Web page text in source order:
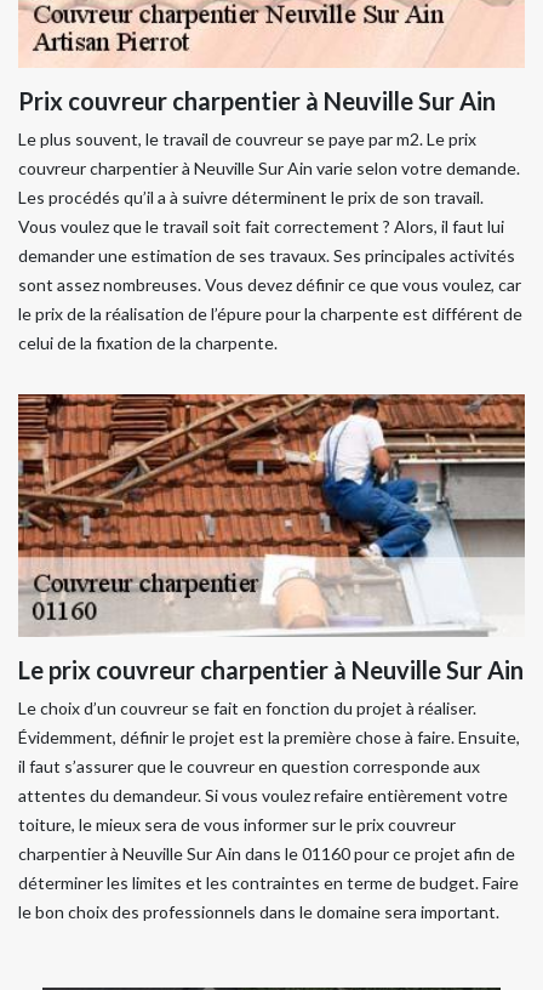
Prix couvreur charpentier à Neuville Sur Ain
Le plus souvent, le travail de couvreur se paye par m2. Le prix
couvreur charpentier à Neuville Sur Ain varie selon votre demande.
Les procédés qu’il a à suivre déterminent le prix de son travail.
Vous voulez que le travail soit fait correctement ? Alors, il faut lui
demander une estimation de ses travaux. Ses principales activités
sont assez nombreuses. Vous devez définir ce que vous voulez, car
le prix de la réalisation de l’épure pour la charpente est différent de
celui de la fixation de la charpente.
Le prix couvreur charpentier à Neuville Sur Ain
Le choix d’un couvreur se fait en fonction du projet à réaliser.
Évidemment, définir le projet est la première chose à faire. Ensuite,
il faut s’assurer que le couvreur en question corresponde aux
attentes du demandeur. Si vous voulez refaire entièrement votre
toiture, le mieux sera de vous informer sur le prix couvreur
charpentier à Neuville Sur Ain dans le 01160 pour ce projet afin de
déterminer les limites et les contraintes en terme de budget. Faire
le bon choix des professionnels dans le domaine sera important.